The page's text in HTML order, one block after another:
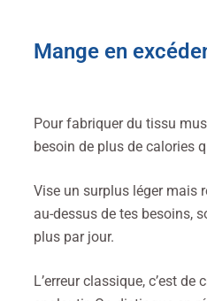
Mange en
Pour fabriquer du tissu
besoin de plus de calories
Vise un surplus léger mais
au-dessus de tes besoins,
plus par jour.
L’erreur classique, c’est de